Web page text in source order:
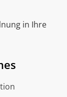
in Ihre